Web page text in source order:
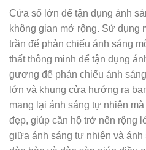
Cửa sổ lớn để tận dụng ánh
không gian mở rộng. Sử dụng
trần để phản chiếu ánh sáng
thất thông minh để tận dụng
gương để phản chiếu ánh
lớn và khung cửa hướng ra
mang lại ánh sáng tự nhiên
đẹp, giúp căn hộ trở nên rộng
giữa ánh sáng tự nhiên và ánh